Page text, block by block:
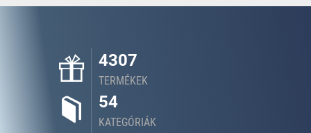
4307
TERMÉKEK
54
KATEGÓRIÁK